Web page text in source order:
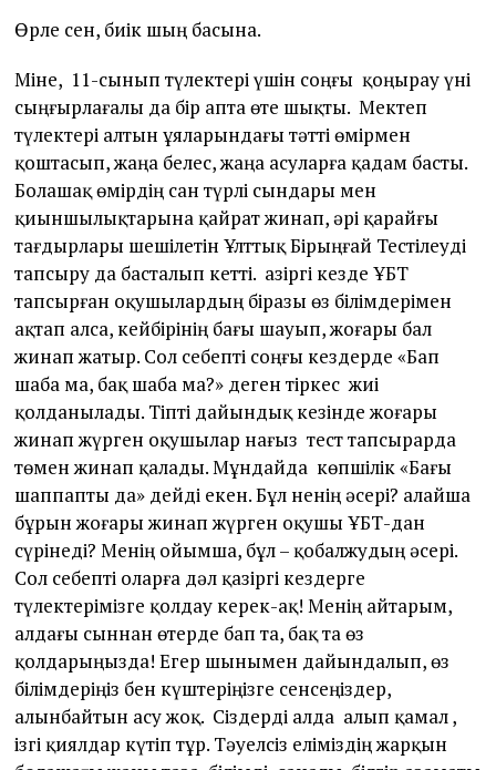
Өрле сен, биік шың басына.
Міне, 11-сынып түлектері үшін соңғы қоңырау үні
сыңғырлағалы да бір апта өте шықты. Мектеп
түлектері алтын ұяларындағы тәтті өмірмен
қоштасып, жаңа белес, жаңа асуларға қадам басты.
Болашақ өмірдің сан түрлі сындары мен
қиыншылықтарына қайрат жинап, әрі қарайғы
тағдырлары шешілетін Ұлттық Бірыңғай Тестілеуді
тапсыру да басталып кетті. Қазіргі кезде ҰБТ
тапсырған оқушылардың біразы өз білімдерімен
ақтап алса, кейбірінің бағы шауып, жоғары бал
жинап жатыр. Сол себепті соңғы кездерде «Бап
шаба ма, бақ шаба ма?» деген тіркес жиі
қолданылады. Тіпті дайындық кезінде жоғары
жинап жүрген оқушылар нағыз тест тапсырарда
төмен жинап қалады. Мұндайда көпшілік «Бағы
шаппапты да» дейді екен. Бұл ненің әсері? Қалайша
бұрын жоғары жинап жүрген оқушы ҰБТ-дан
сүрінеді? Менің ойымша, бұл – қобалжудың әсері.
Сол себепті оларға дәл қазіргі кездерге
түлектерімізге қолдау керек-ақ! Менің айтарым,
алдағы сыннан өтерде бап та, бақ та өз
қолдарыңызда! Егер шынымен дайындалып, өз
білімдеріңіз бен күштеріңізге сенсеңіздер,
алынбайтын асу жоқ. Сіздерді алда алып қамал ,
ізгі қиялдар күтіп тұр. Тәуелсіз еліміздің жарқын